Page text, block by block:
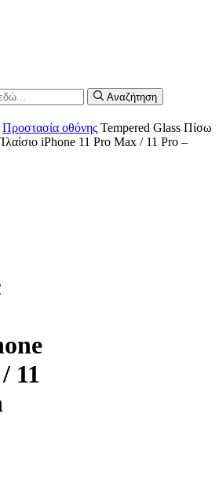
Αναζήτηση
Προστασία οθόνης Tempered Glass Πίσω
iPhone 11 Pro Max / 11 Pro –
11